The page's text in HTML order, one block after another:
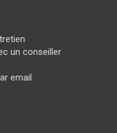
un conseiller
email